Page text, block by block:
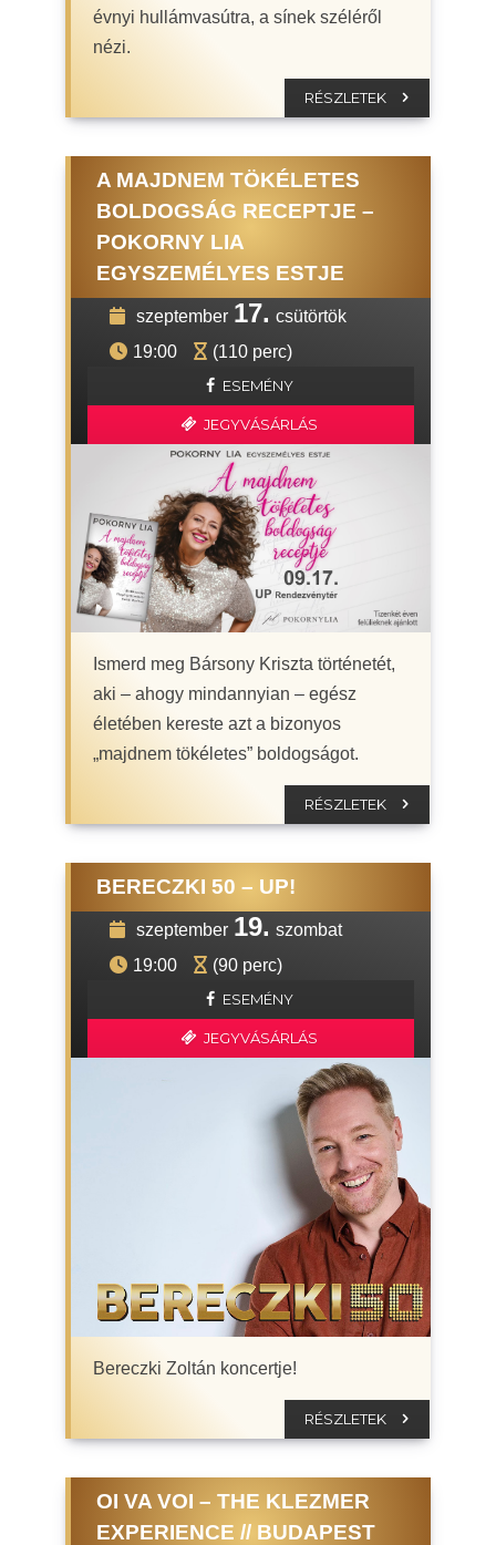
évnyi hullámvasútra, a sínek széléről
nézi.
RÉSZLETEK
A MAJDNEM TÖKÉLETES
BOLDOGSÁG RECEPTJE –
POKORNY LIA
EGYSZEMÉLYES ESTJE
szeptember 17. csütörtök
19:00
(110 perc)
ESEMÉNY
JEGYVÁSÁRLÁS
Ismerd meg Bársony Kriszta történetét,
aki – ahogy mindannyian – egész
életében kereste azt a bizonyos
„majdnem tökéletes” boldogságot.
RÉSZLETEK
BERECZKI 50 – UP!
szeptember 19. szombat
19:00
(90 perc)
ESEMÉNY
JEGYVÁSÁRLÁS
Bereczki Zoltán koncertje!
RÉSZLETEK
OI VA VOI – THE KLEZMER
EXPERIENCE // BUDAPEST